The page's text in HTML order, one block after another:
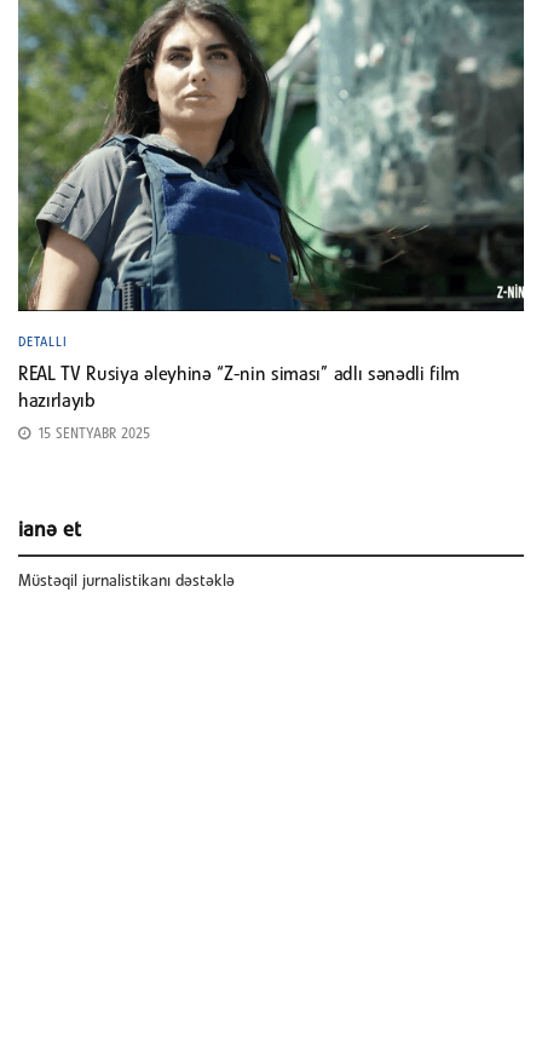
DETALLI
REAL TV Rusiya əleyhinə “Z-nin siması” adlı sənədli film
hazırlayıb
15 SENTYABR 2025
ianə et
Müstəqil jurnalistikanı dəstəklə